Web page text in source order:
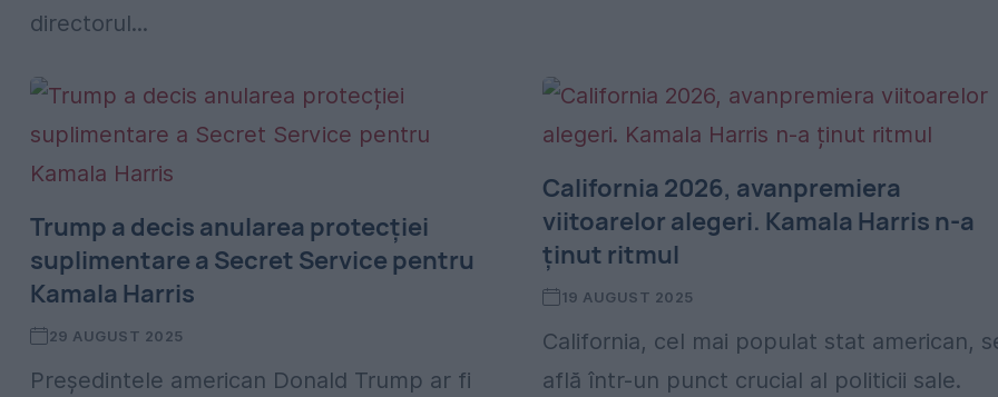
directorul...
Trump a decis anularea protecției
suplimentare a Secret Service pentru
Kamala Harris
29 AUGUST 2025
Președintele american Donald Trump ar fi
California 2026, avanpremiera
viitoarelor alegeri. Kamala Harris n-a
ținut ritmul
19 AUGUST 2025
California, cel mai populat stat american,
află într-un punct crucial al politicii sale.